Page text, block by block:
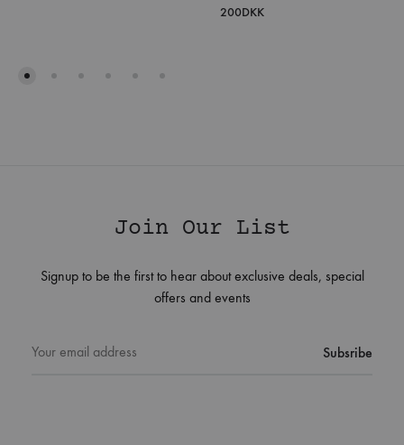
200DKK
Join Our List
Signup to be the first to hear about exclusive deals, special
offers and events